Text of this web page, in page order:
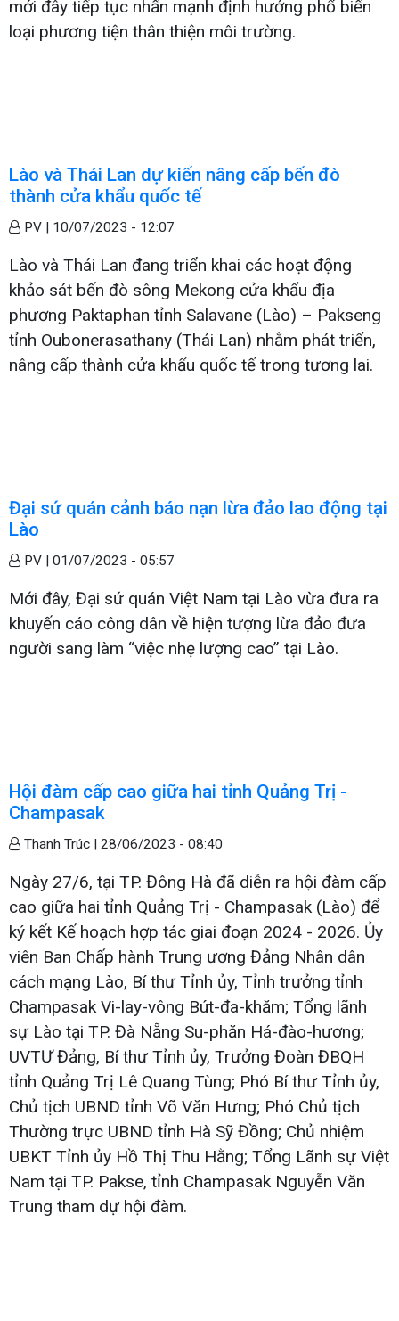
mới đây tiếp tục nhấn mạnh định hướng phổ biến
loại phương tiện thân thiện môi trường.
Lào và Thái Lan dự kiến nâng cấp bến đò
thành cửa khẩu quốc tế
PV | 10/07/2023 - 12:07
Lào và Thái Lan đang triển khai các hoạt động
khảo sát bến đò sông Mekong cửa khẩu địa
phương Paktaphan tỉnh Salavane (Lào) – Pakseng
tỉnh Oubonerasathany (Thái Lan) nhằm phát triển,
nâng cấp thành cửa khẩu quốc tế trong tương lai.
Đại sứ quán cảnh báo nạn lừa đảo lao động tại
Lào
PV | 01/07/2023 - 05:57
Mới đây, Đại sứ quán Việt Nam tại Lào vừa đưa ra
khuyến cáo công dân về hiện tượng lừa đảo đưa
người sang làm “việc nhẹ lượng cao” tại Lào.
Hội đàm cấp cao giữa hai tỉnh Quảng Trị -
Champasak
Thanh Trúc | 28/06/2023 - 08:40
Ngày 27/6, tại TP. Đông Hà đã diễn ra hội đàm cấp
cao giữa hai tỉnh Quảng Trị - Champasak (Lào) để
ký kết Kế hoạch hợp tác giai đoạn 2024 - 2026. Ủy
viên Ban Chấp hành Trung ương Đảng Nhân dân
cách mạng Lào, Bí thư Tỉnh ủy, Tỉnh trưởng tỉnh
Champasak Vi-lay-vông Bút-đa-khăm; Tổng lãnh
sự Lào tại TP. Đà Nẵng Su-phăn Há-đào-hương;
UVTƯ Đảng, Bí thư Tỉnh ủy, Trưởng Đoàn ĐBQH
tỉnh Quảng Trị Lê Quang Tùng; Phó Bí thư Tỉnh ủy,
Chủ tịch UBND tỉnh Võ Văn Hưng; Phó Chủ tịch
Thường trực UBND tỉnh Hà Sỹ Đồng; Chủ nhiệm
UBKT Tỉnh ủy Hồ Thị Thu Hằng; Tổng Lãnh sự Việt
Nam tại TP. Pakse, tỉnh Champasak Nguyễn Văn
Trung tham dự hội đàm.